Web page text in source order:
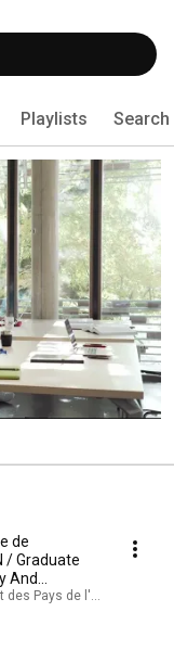
Playlists Search
de
/ Graduate
And
des Pays de l'Adour ·